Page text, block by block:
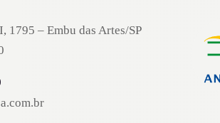
1795 – Embu das Artes/SP